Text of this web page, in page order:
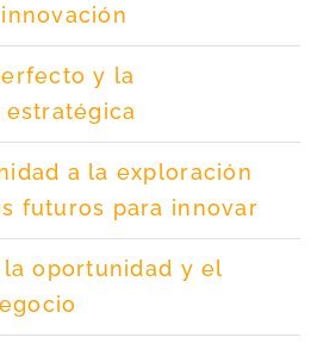
y la
a la exploración
futuros para innovar
oportunidad y el